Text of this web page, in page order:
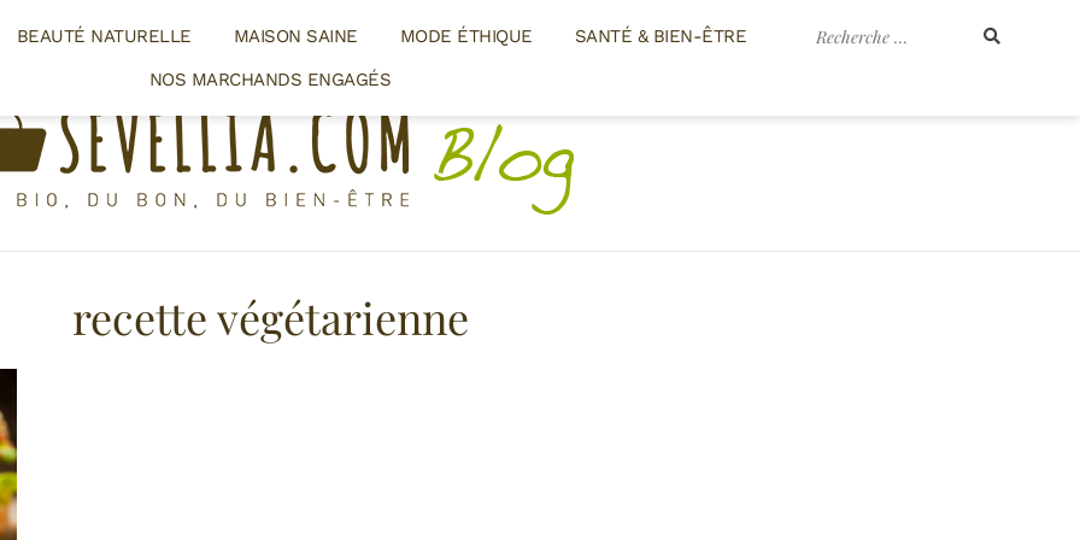
Recherche
BEAUTÉ NATURELLE MAISON SAINE MODE ÉTHIQUE
SANTÉ & BIEN-ÊTRE
NOS MARCHANDS ENGAGÉS
recette végétarienne